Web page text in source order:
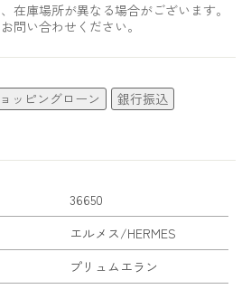
在庫場所が異なる場合がございます。
問い合わせください。
ッピングローン
銀行振込
36650
エルメス/HERMES
プリュムエラン